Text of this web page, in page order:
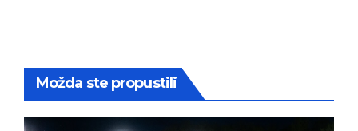
Možda ste propustili